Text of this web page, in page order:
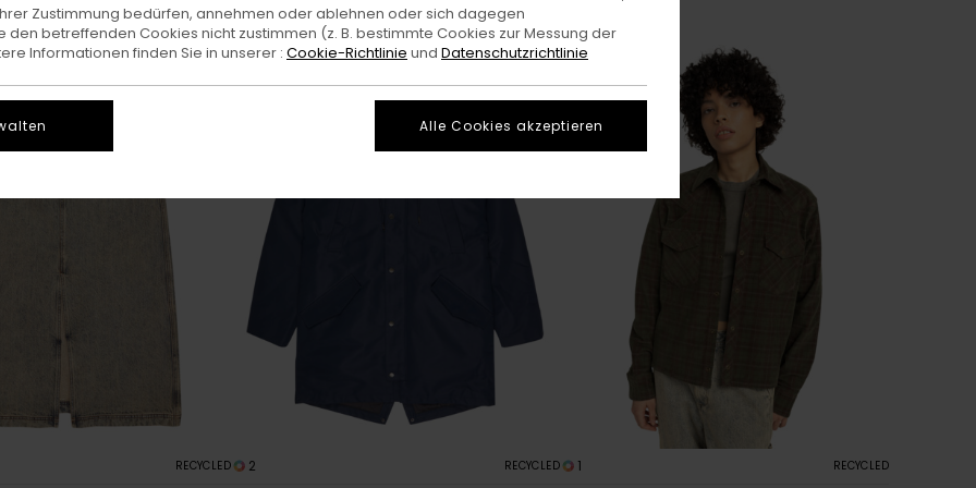
RECYCLED 2 RECYCLED 1 RECYCLED
Zustimmung bedürfen, annehmen oder ablehnen oder sich dagegen
den betreffenden Cookies nicht zustimmen (z. B. bestimmte Cookies zur Messung der
Informationen finden Sie in unserer : Cookie-Richtlinie und Datenschutzrichtlinie
Alle Cookies akzeptieren